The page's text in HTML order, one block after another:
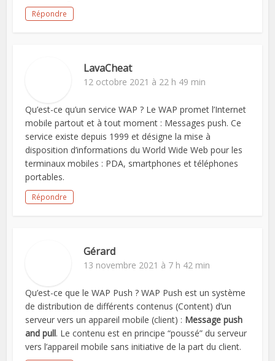
Répondre
LavaCheat
12 octobre 2021 à 22 h 49 min
Qu’est-ce qu’un service WAP ? Le WAP promet l’Internet
mobile partout et à tout moment : Messages push. Ce
service existe depuis 1999 et désigne la mise à
disposition d’informations du World Wide Web pour les
terminaux mobiles : PDA, smartphones et téléphones
portables.
Répondre
Gérard
13 novembre 2021 à 7 h 42 min
Qu’est-ce que le WAP Push ? WAP Push est un système
de distribution de différents contenus (Content) d’un
serveur vers un appareil mobile (client) : Message push
and pull. Le contenu est en principe “poussé” du serveur
vers l’appareil mobile sans initiative de la part du client.